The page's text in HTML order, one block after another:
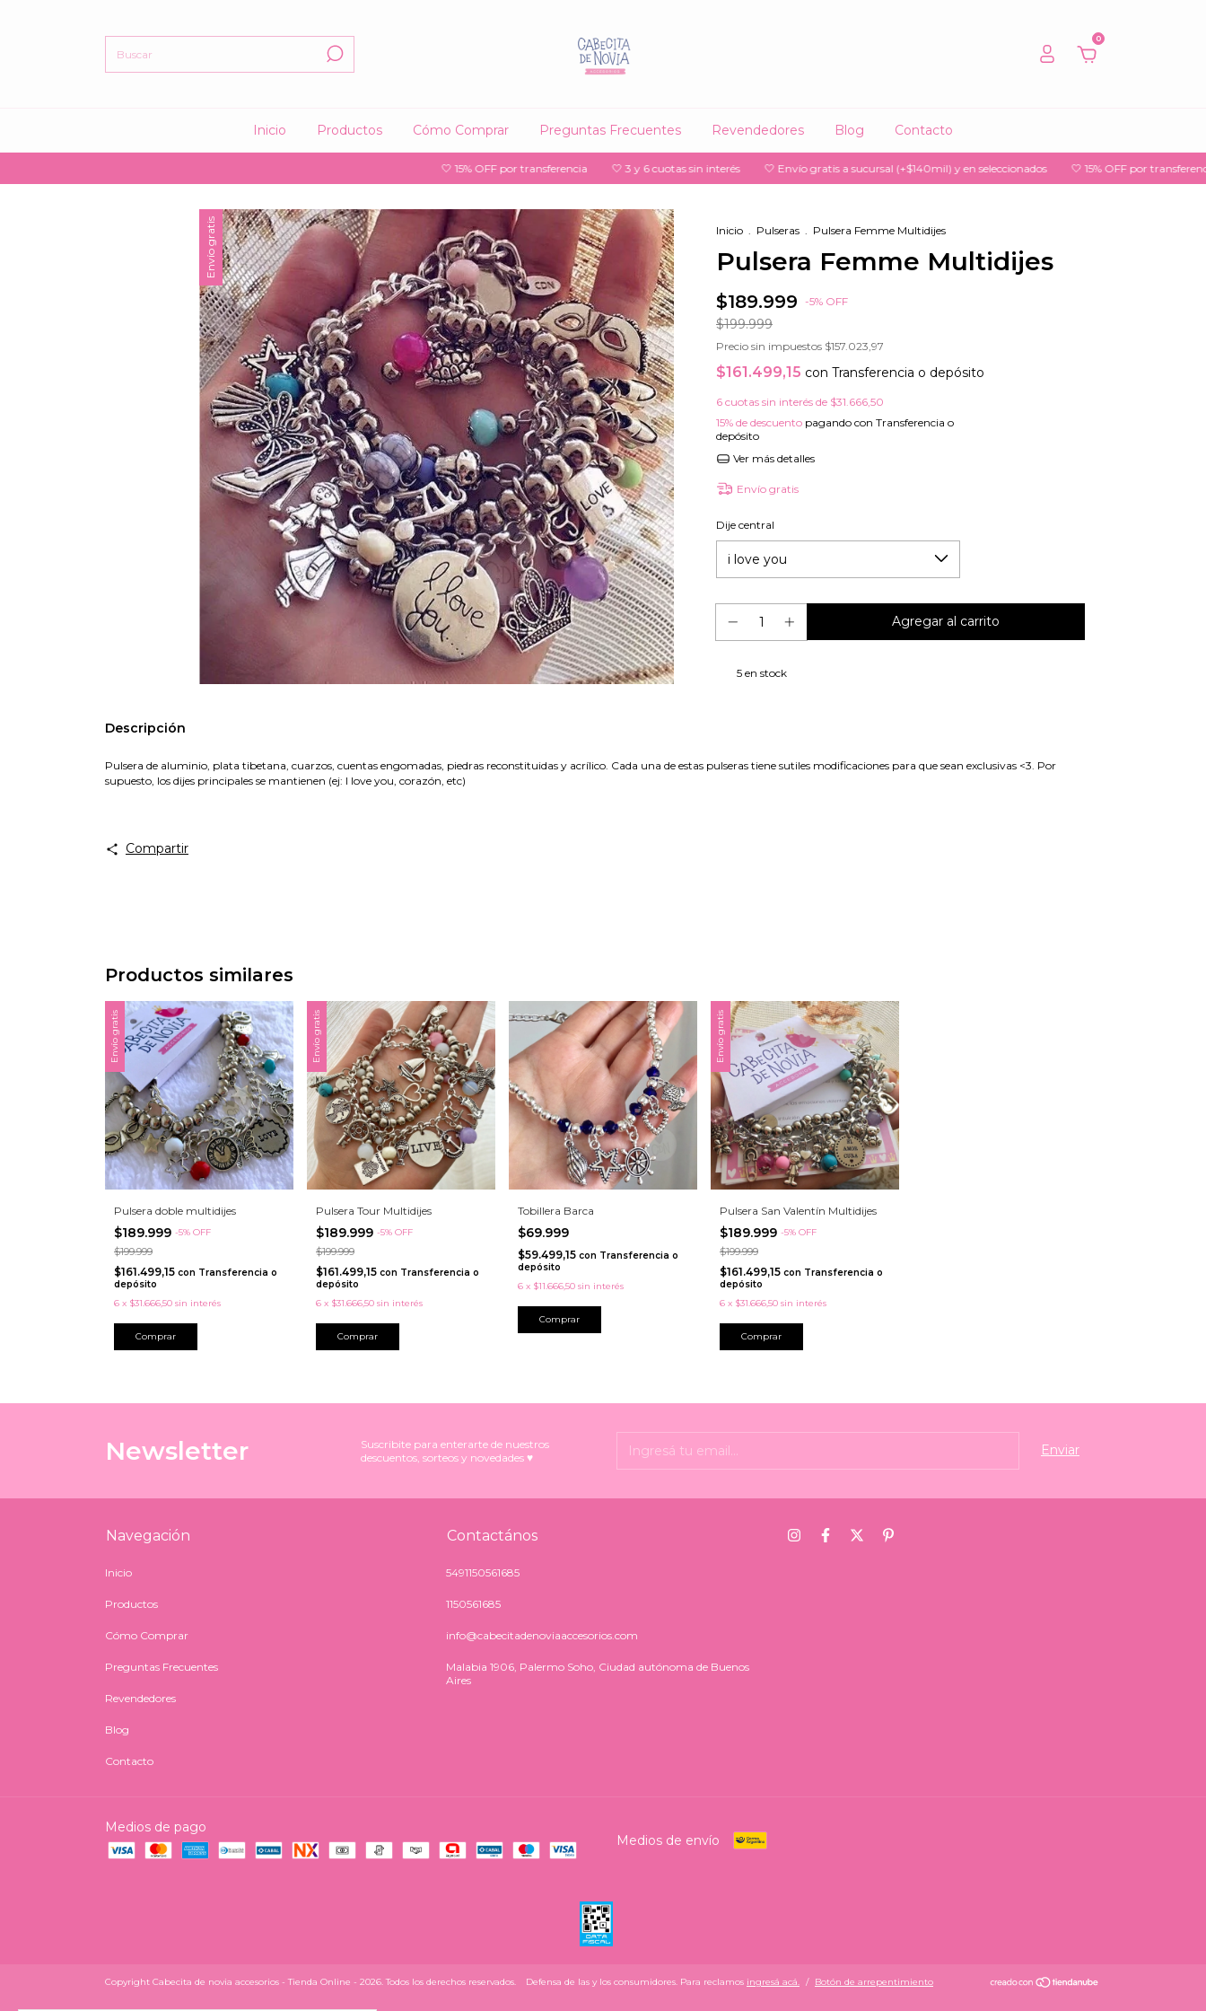
0
Inicio Productos Cómo Comprar Preguntas Frecuentes Revendedores Blog Contacto
🤍 15% OFF por transferencia 🤍 3 y 6 cuotas sin interés 🤍 Envío gratis a sucursal (+$140mil) y en seleccionados 🤍 15% OFF por transferencia 🤍
Envío gratis Inicio . Pulseras . Pulsera Femme Multidijes
Pulsera Femme Multidijes
$189.999 -5% OFF
$199.999
Precio sin impuestos $157.023,97
$161.499,15 con Transferencia o depósito
6 cuotas sin interés de $31.666,50
15% de descuento pagando con Transferencia o
depósito
Ver más detalles
Envío gratis
Dije central
5en stock
Descripción
Pulsera de aluminio, plata tibetana, cuarzos, cuentas engomadas, piedras reconstituidas y acrílico. Cada una de estas pulseras tiene sutiles modificaciones para que sean exclusivas <3. Por
supuesto, los dijes principales se mantienen (ej: I love you, corazón, etc)
Compartir
Productos similares
Envío gratis
Pulsera doble multidijes
$189.999 -5% OFF
$199.999
$161.499,15 con Transferencia o
depósito
6 x $31.666,50 sin interés
Envío gratis
Pulsera Tour Multidijes
$189.999 -5% OFF
$199.999
$161.499,15 con Transferencia o
depósito
6 x $31.666,50 sin interés
Comprar
Tobillera Barca
$69.999
$59.499,15 con Transferencia o
depósito
6 x $11.666,50 sin interés
Comprar
Envío gratis
Pulsera San Valentín Multidijes
$189.999 -5% OFF
$199.999
$161.499,15 con Transferencia o
depósito
6 x $31.666,50 sin interés
Comprar
Newsletter
Suscribite para enterarte de nuestros
descuentos, sorteos y novedades ♥
Navegación
Inicio
Productos
Cómo Comprar
Preguntas Frecuentes
Revendedores
Blog
Contacto
Contactános
5491150561685
1150561685
info@cabecitadenoviaaccesorios.com
Malabia 1906, Palermo Soho, Ciudad autónoma de Buenos
Aires
Medios de pago
Medios de envío
Copyright Cabecita de novia accesorios - Tienda Online - 2026. Todos los derechos reservados. Defensa de las y los consumidores. Para reclamos ingresá acá. / Botón de arrepentimiento